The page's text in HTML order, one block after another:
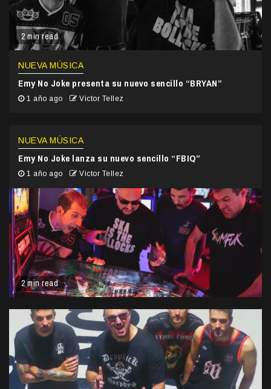
2 min read
NUEVA MÚSICA
Emy No Joke presenta su nuevo sencillo “BRYAN”
1 año ago Victor Tellez
2 min read
NUEVA MÚSICA
Emy No Joke lanza su nuevo sencillo “FBIQ”
1 año ago Victor Tellez